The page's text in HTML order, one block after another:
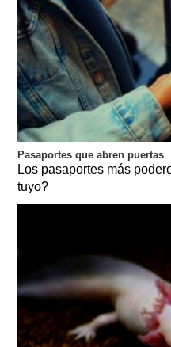
Pasaportes que abren puertas
Los pasaportes más
tuyo?